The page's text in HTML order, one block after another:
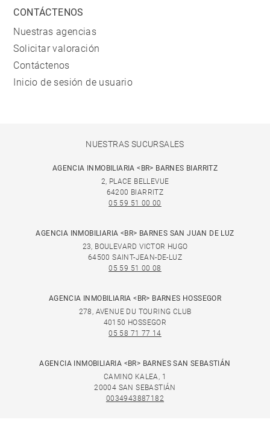
CONTÁCTENOS
Nuestras agencias
Solicitar valoración
Contáctenos
Inicio de sesión de usuario
NUESTRAS SUCURSALES
AGENCIA INMOBILIARIA <BR> BARNES BIARRITZ
2, PLACE BELLEVUE
64200 BIARRITZ
05 59 51 00 00
AGENCIA INMOBILIARIA <BR> BARNES SAN JUAN DE LUZ
23, BOULEVARD VICTOR HUGO
64500 SAINT-JEAN-DE-LUZ
05 59 51 00 08
AGENCIA INMOBILIARIA <BR> BARNES HOSSEGOR
278, AVENUE DU TOURING CLUB
40150 HOSSEGOR
05 58 71 77 14
AGENCIA INMOBILIARIA <BR> BARNES SAN SEBASTIÁN
CAMINO KALEA, 1
20004 SAN SEBASTIÁN
0034943887182